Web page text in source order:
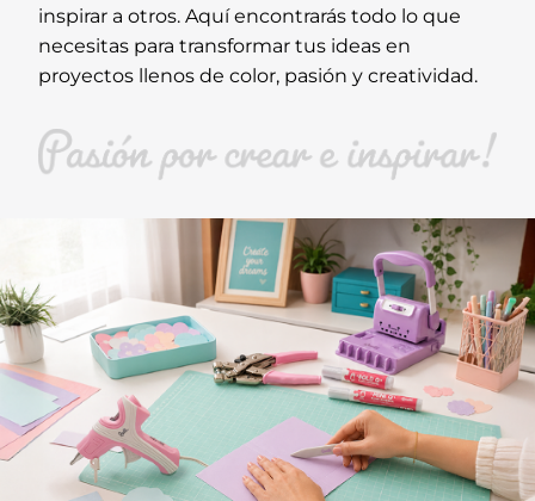
inspirar a otros. Aquí encontrarás todo lo que
necesitas para transformar tus ideas en
proyectos llenos de color, pasión y creatividad.